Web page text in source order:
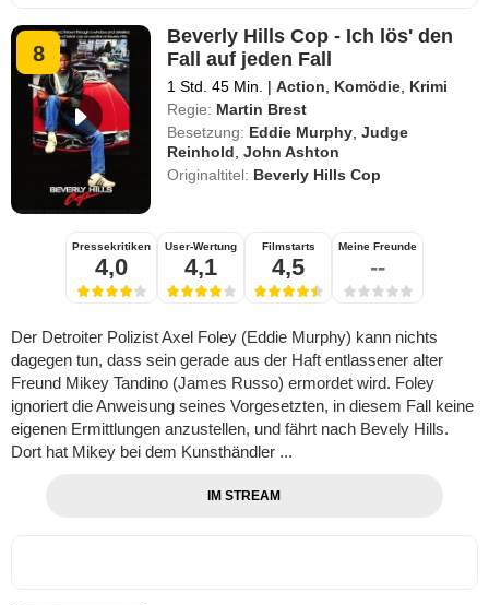
8
Beverly Hills Cop - Ich lös' den
Fall auf jeden Fall
1 Std. 45 Min. | Action Komödie Krimi
Regie: Martin Brest
Besetzung: Eddie Murphy ,Judge
Reinhold ,John Ashton
Originaltitel: Beverly Hills Cop
Pressekritiken
4,0
User-Wertung
4,1
Filmstarts
4,5
Meine Freunde
--
Der Detroiter Polizist Axel Foley (Eddie Murphy) kann nichts
dagegen tun, dass sein gerade aus der Haft entlassener alter
Freund Mikey Tandino (James Russo) ermordet wird. Foley
ignoriert die Anweisung seines Vorgesetzten, in diesem Fall keine
eigenen Ermittlungen anzustellen, und fährt nach Bevely Hills.
Dort hat Mikey bei dem Kunsthändler ...
IM STREAM